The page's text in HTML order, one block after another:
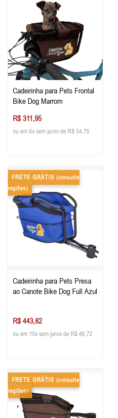
Cadeirinha para Pets Frontal
Bike Dog Marrom
R$ 311,95
ou em 6x sem juros de R$ 54,75
FRETE GRÁTIS (consulte
regiões)
Cadeirinha para Pets Presa
ao Canote Bike Dog Full Azul
R$ 443,82
ou em 10x sem juros de R$ 46,72
FRETE GRÁTIS (consulte
regiões)